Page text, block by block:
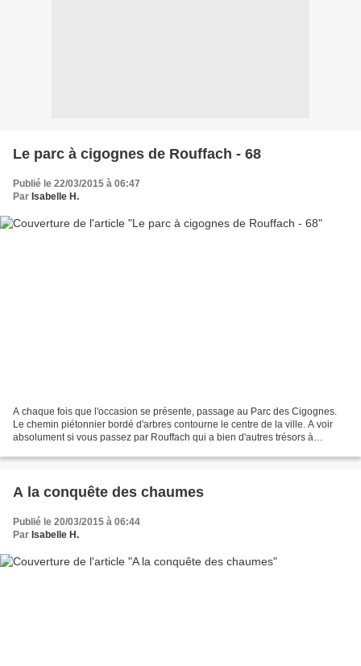
Le parc à cigognes de Rouffach - 68
Publié le 22/03/2015 à 06:47
Par Isabelle H.
A chaque fois que l'occasion se présente, passage au Parc des Cigognes.
Le chemin piétonnier bordé d'arbres contourne le centre de la ville. A voir
absolument si vous passez par Rouffach qui a bien d'autres trésors à
A la conquête des chaumes
Publié le 20/03/2015 à 06:44
Par Isabelle H.